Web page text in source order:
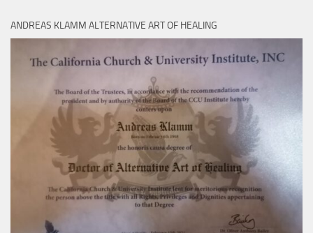
ANDREAS KLAMM ALTERNATIVE ART OF HEALING